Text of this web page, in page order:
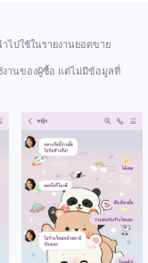
ไปใช้ในรายงานยอดขาย
งานของผู้ซื้อ แต่ไม่มีข้อมูลที่